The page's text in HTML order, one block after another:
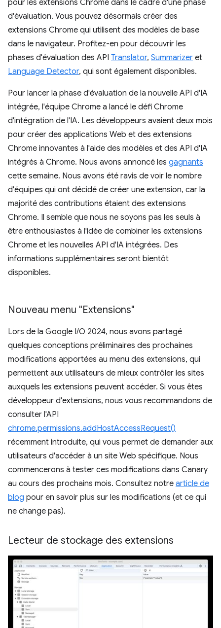
pour les extensions Chrome dans le cadre d'une phase
d'évaluation. Vous pouvez désormais créer des
extensions Chrome qui utilisent des modèles de base
dans le navigateur. Profitez-en pour découvrir les
phases d'évaluation des API Translator, Summarizer et
Language Detector, qui sont également disponibles.
Pour lancer la phase d'évaluation de la nouvelle API d'IA
intégrée, l'équipe Chrome a lancé le défi Chrome
d'intégration de l'IA. Les développeurs avaient deux mois
pour créer des applications Web et des extensions
Chrome innovantes à l'aide des modèles et des API d'IA
intégrés à Chrome. Nous avons annoncé les gagnants
cette semaine. Nous avons été ravis de voir le nombre
d'équipes qui ont décidé de créer une extension, car la
majorité des contributions étaient des extensions
Chrome. Il semble que nous ne soyons pas les seuls à
être enthousiastes à l'idée de combiner les extensions
Chrome et les nouvelles API d'IA intégrées. Des
informations supplémentaires seront bientôt
disponibles.
Nouveau menu "Extensions"
Lors de la Google I/O 2024, nous avons partagé
quelques conceptions préliminaires des prochaines
modifications apportées au menu des extensions, qui
permettent aux utilisateurs de mieux contrôler les sites
auxquels les extensions peuvent accéder. Si vous êtes
développeur d'extensions, nous vous recommandons de
consulter l'API
chrome.permissions.addHostAccessRequest()
récemment introduite, qui vous permet de demander aux
utilisateurs d'accéder à un site Web spécifique. Nous
commencerons à tester ces modifications dans Canary
au cours des prochains mois. Consultez notre article de
blog pour en savoir plus sur les modifications (et ce qui
ne change pas).
Lecteur de stockage des extensions